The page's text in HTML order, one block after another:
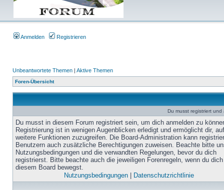
Anmelden Registrieren
Unbeantwortete Themen | Aktive Themen
Foren-Übersicht
Du musst registriert
Du musst in diesem Forum registriert sein, um dich anmelden zu
Registrierung ist in wenigen Augenblicken erledigt und ermöglicht dir, auf
weitere Funktionen zuzugreifen. Die Board-Administration kann
Benutzern auch zusätzliche Berechtigungen zuweisen. Beachte bitte
Nutzungsbedingungen und die verwandten Regelungen, bevor du dich
registrierst. Bitte beachte auch die jeweiligen Forenregeln, wenn du
diesem Board bewegst.
Nutzungsbedingungen| Datenschutzrichtlinie